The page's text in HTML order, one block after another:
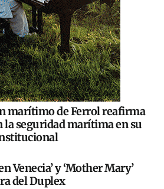
marítimo de Ferrol reafirma
la seguridad marítima en su
Venecia’ y ‘Mother Mary’
del Duplex